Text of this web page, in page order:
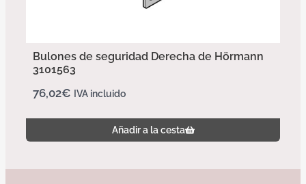
Bulones de seguridad Derecha de Hörmann
3101563
76,02€ IVA incluido
Añadir a la cesta